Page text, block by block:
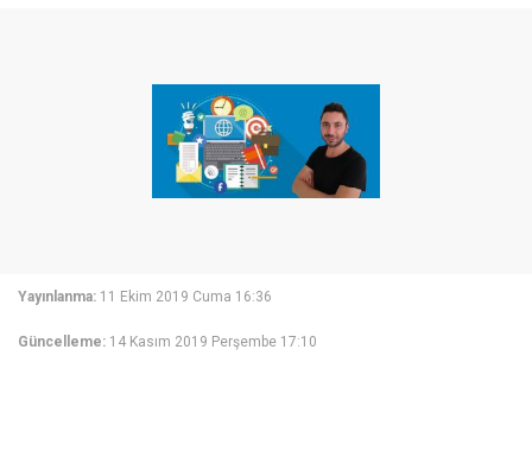
Yayınlanma: 11 Ekim 2019 Cuma 16:36
Güncelleme: 14 Kasım 2019 Perşembe 17:10